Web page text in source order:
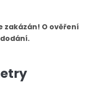
zakázán! O ověření